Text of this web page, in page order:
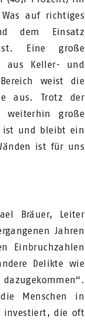
auf richtiges
dem Einsatz
ist. Eine große
aus Keller- und
weist die
aus. Trotz der
weiterhin große
ist und bleibt ein
ist für uns
Bräuer, Leiter
Jahren
Einbruchzahlen
Delikte wie
Menschen in
investiert, die oft